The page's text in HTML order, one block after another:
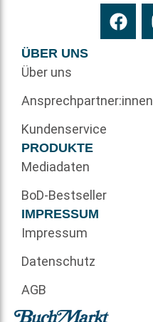
ÜBER UNS
Über uns
Ansprechpartner:innen
Kundenservice
PRODUKTE
Mediadaten
BoD-Bestseller
IMPRESSUM
Impressum
Datenschutz
AGB